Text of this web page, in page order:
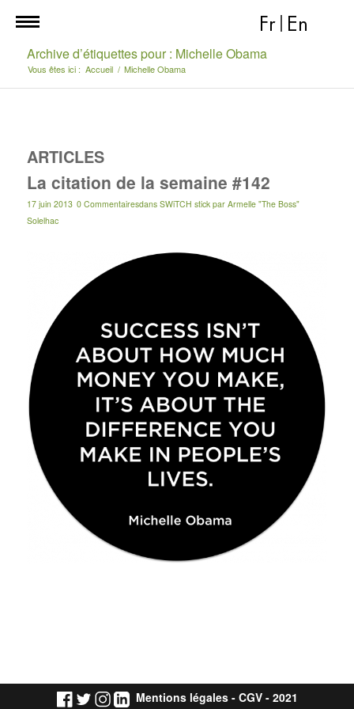
Fr En
Archive d’étiquettes pour : Michelle Obama
Vous êtes ici : Accueil / Michelle Obama
ARTICLES
La citation de la semaine #142
17 juin 2013 0 Commentairesdans SWiTCH stick par Armelle "The Boss"
Solelhac
Mentions légales- CGV- 2021